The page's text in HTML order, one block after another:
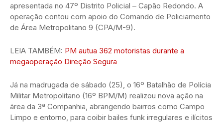
apresentada no 47º Distrito Policial – Capão Redondo. A
operação contou com apoio do Comando de Policiamento
de Área Metropolitano 9 (CPA/M-9).
LEIA TAMBÉM: PM autua 362 motoristas durante a
megaoperação Direção Segura
Já na madrugada de sábado (25), o 16º Batalhão de Polícia
Militar Metropolitano (16º BPM/M) realizou nova ação na
área da 3ª Companhia, abrangendo bairros como Campo
Limpo e entorno, para coibir bailes funk irregulares e ilícitos